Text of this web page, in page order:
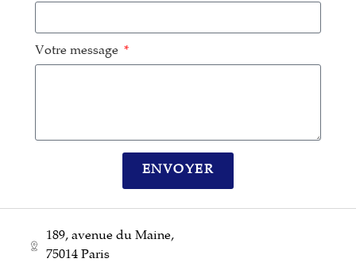
Votre message
ENVOYER
189, avenue du Maine,
75014 Paris